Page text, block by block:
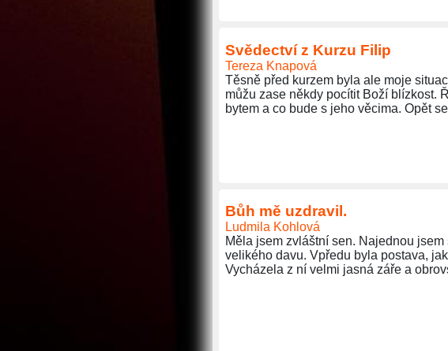
Svědectví z Kurzu Filip
Tereza Knapová
Těsně před kurzem byla ale moje
můžu zase někdy pocítit Boží blízkost.
bytem a co bude s jeho věcima. Opět
Bůh mě uzdravil.
Ludmila Kohlová
Měla jsem zvláštní sen. Najednou
velikého davu. Vpředu byla postava,
Vycházela z ní velmi jasná záře a